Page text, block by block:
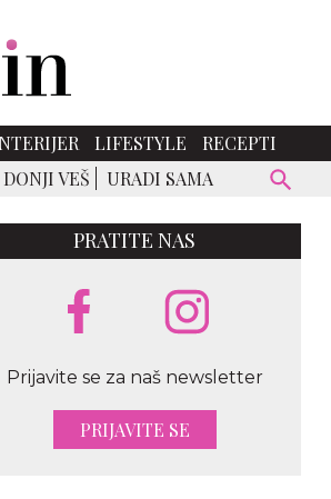
LIFESTYLE
RECEPTI
DONJI VEŠ URADI SAMA
PRATITE NAS
Prijavite se za naš newsletter
PRIJAVITE SE